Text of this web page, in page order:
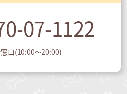
07-1122
口(10:00～20:00)